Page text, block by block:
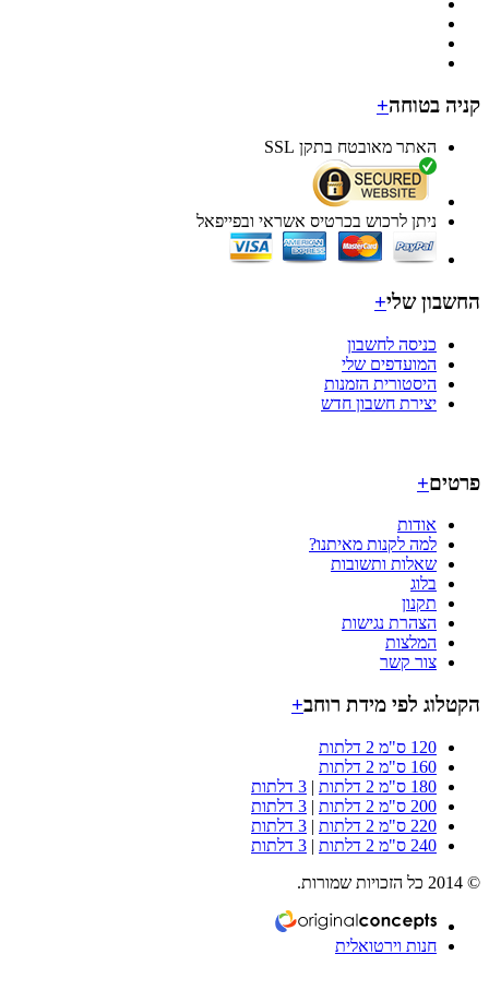
בטוחה+
האתר מאובטח בתקן SSL
ניתן לרכוש בכרטיס אשראי ובפייפאל
שלי+
כניסה לחשבון
המועדפים שלי
היסטורית הזמנות
יצירת חשבון חדש
+
אודות
למה לקנות מאיתנו?
שאלות ותשובות
בלוג
תקנון
הצהרת נגישות
המלצות
צור קשר
לפי מידת רוחב +
120 ס"מ 2 דלתות
160 ס"מ 2 דלתות
180 ס"מ 2 דלתות
|3 דלתות
200 ס"מ 2 דלתות
|3 דלתות
220 ס"מ 2 דלתות
|3 דלתות
240 ס"מ 2 דלתות
|3 דלתות
חנות וירטואלית